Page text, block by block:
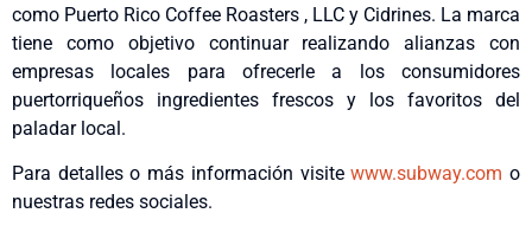
como Puerto Rico Coffee Roasters , LLC y Cidrines. La marca
tiene como objetivo continuar realizando alianzas con
empresas locales para ofrecerle a los consumidores
puertorriqueños ingredientes frescos y los favoritos del
paladar local.
Para detalles o más información visitewww.subway.com o
nuestras redes sociales.